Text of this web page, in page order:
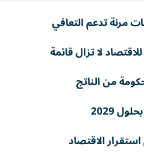
مرنة تدعم التعافي
لا تزال قائمة
الاقتصاد